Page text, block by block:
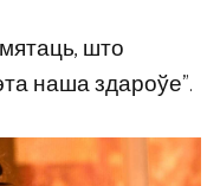
што
наша здароўе”.